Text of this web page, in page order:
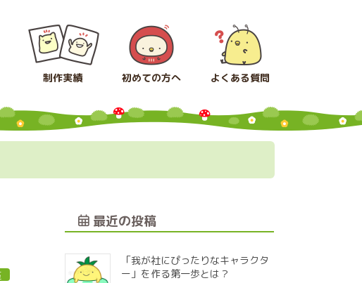
制作実績 初めての方へ よくある質問
最近の投稿
「我が社にぴったりなキャラクタ
ー」を作る第一歩とは？